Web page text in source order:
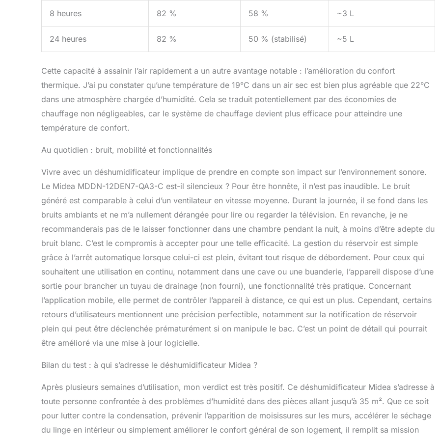
8 heures 82 % 58 % ~3 L
24 heures 82 % 50 % (stabilisé) ~5 L
Cette capacité à assainir l’air rapidement a un autre avantage notable : l’amélioration du confort
thermique. J’ai pu constater qu’une température de 19°C dans un air sec est bien plus agréable que 22°C
dans une atmosphère chargée d’humidité. Cela se traduit potentiellement par des économies de
chauffage non négligeables, car le système de chauffage devient plus efficace pour atteindre une
température de confort.
Au quotidien : bruit, mobilité et fonctionnalités
Vivre avec un déshumidificateur implique de prendre en compte son impact sur l’environnement sonore.
Le Midea MDDN-12DEN7-QA3-C est-il silencieux ? Pour être honnête, il n’est pas inaudible. Le bruit
généré est comparable à celui d’un ventilateur en vitesse moyenne. Durant la journée, il se fond dans les
bruits ambiants et ne m’a nullement dérangée pour lire ou regarder la télévision. En revanche, je ne
recommanderais pas de le laisser fonctionner dans une chambre pendant la nuit, à moins d’être adepte du
bruit blanc. C’est le compromis à accepter pour une telle efficacité. La gestion du réservoir est simple
grâce à l’arrêt automatique lorsque celui-ci est plein, évitant tout risque de débordement. Pour ceux qui
souhaitent une utilisation en continu, notamment dans une cave ou une buanderie, l’appareil dispose d’une
sortie pour brancher un tuyau de drainage (non fourni), une fonctionnalité très pratique. Concernant
l’application mobile, elle permet de contrôler l’appareil à distance, ce qui est un plus. Cependant, certains
retours d’utilisateurs mentionnent une précision perfectible, notamment sur la notification de réservoir
plein qui peut être déclenchée prématurément si on manipule le bac. C’est un point de détail qui pourrait
être amélioré via une mise à jour logicielle.
Bilan du test : à qui s’adresse le déshumidificateur Midea ?
Après plusieurs semaines d’utilisation, mon verdict est très positif. Ce déshumidificateur Midea s’adresse à
toute personne confrontée à des problèmes d’humidité dans des pièces allant jusqu’à 35 m². Que ce soit
pour lutter contre la condensation, prévenir l’apparition de moisissures sur les murs, accélérer le séchage
du linge en intérieur ou simplement améliorer le confort général de son logement, il remplit sa mission